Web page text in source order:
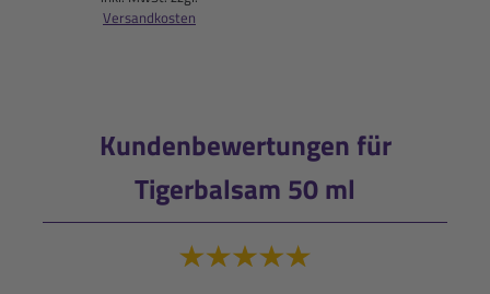
Versandkosten
Kundenbewertungen für
Tigerbalsam 50 ml